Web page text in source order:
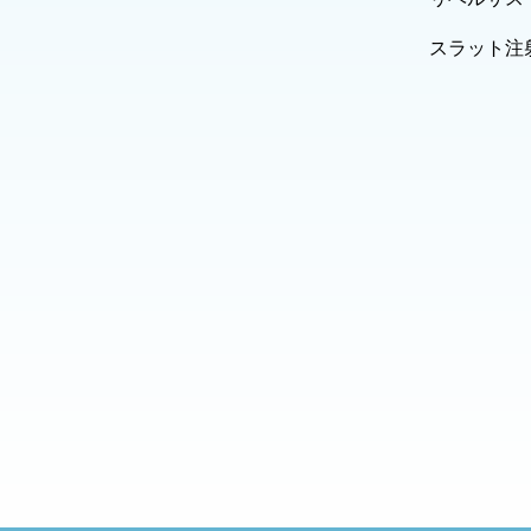
スラット注